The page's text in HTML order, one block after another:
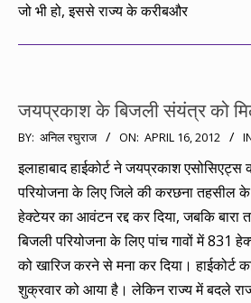
जो भी हो, इससे राज्य के करीबऔर
जयप्रकाश के बिजली संयंत्र को
2012-
16
BY: अनिल रघुराज ON: APRIL 16, 2012
इलाहाबाद हाईकोर्ट ने जयप्रकाश एसोसिएट्स
परियोजना के लिए जिले की करछना तहसील के
हेक्टेयर का आवंटन रद्द कर दिया, जबकि बारा
बिजली परियोजना के लिए पांच गावों में 831
को खारिज करने से मना कर दिया। हाईकोर्ट
शुक्रवार को आया है। लेकिन राज्य में बदले